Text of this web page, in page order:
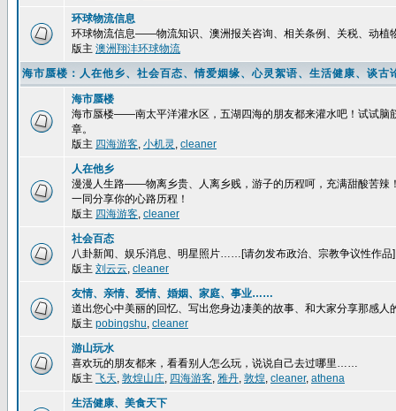
环球物流信息
环球物流信息——物流知识、澳洲报关咨询、相关条例、关税、动植
版主 澳洲翔沣环球物流
海市蜃楼：人在他乡、社会百态、情爱姻缘、心灵絮语、生活健康、谈
海市蜃楼
海市蜃楼——南太平洋灌水区，五湖四海的朋友都来灌水吧！试试脑
章。
版主 四海游客, 小机灵 , cleaner
人在他乡
漫漫人生路——物离乡贵、人离乡贱，游子的历程呵，充满甜酸苦辣
一同分享你的心路历程！
版主 四海游客, cleaner
社会百态
八卦新闻、娱乐消息、明星照片……[请勿发布政治、宗教争议性作品]
版主 刘云云, cleaner
友情、亲情、爱情、婚姻、家庭、事业……
道出您心中美丽的回忆、写出您身边凄美的故事、和大家分享那感
版主 pobingshu, cleaner
游山玩水
喜欢玩的朋友都来，看看别人怎么玩，说说自己去过哪里……
版主 飞天, 敦煌山庄, 四海游客, 雅丹, 敦煌, cleaner, athena
生活健康、美食天下